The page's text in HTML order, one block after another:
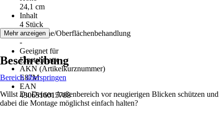
24,1 cm
Inhalt
4 Stück
Oberfläche/Oberflächenbehandlung
-
Geeignet für
Einstabmatte
AKN (Artikelkurznummer)
E87M
EAN
4306516015788
Mehr anzeigen
Beschreibung
Bereich überspringen
Willst Du Deinen Außenbereich vor neugierigen Blicken schützen und
dabei die Montage möglichst einfach halten?